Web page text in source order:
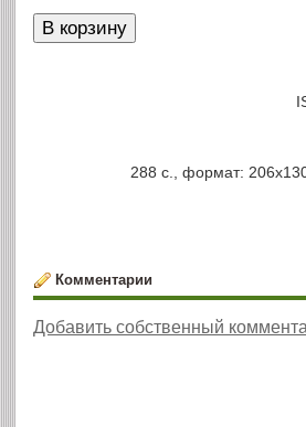
288 с., формат:
Комментарии
Добавить собственный